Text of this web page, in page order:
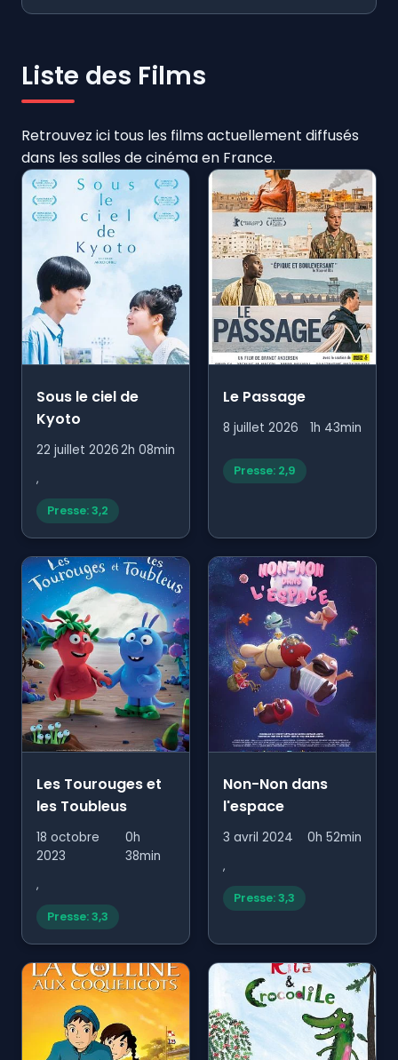
Liste des Films
Retrouvez ici tous les films actuellement diffusés
dans les salles de cinéma en France.
Sous le ciel de
Kyoto
22 juillet 20262h 08min
,
Presse: 3,2
Le Passage
8 juillet 2026 1h 43min
Presse: 2,9
Les Tourouges et
les Toubleus
18 octobre
2023
0h
38min
,
Presse: 3,3
Non-Non dans
l'espace
3 avril 2024 0h 52min
,
Presse: 3,3